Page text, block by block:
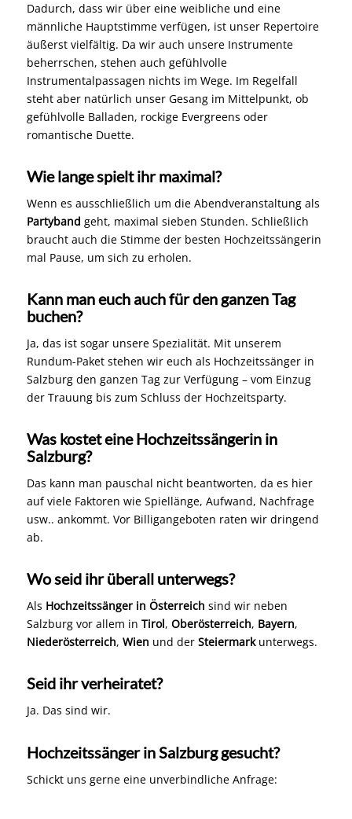
Dadurch, dass wir über eine weibliche und eine
männliche Hauptstimme verfügen, ist unser Repertoire
äußerst vielfältig. Da wir auch unsere Instrumente
beherrschen, stehen auch gefühlvolle
Instrumentalpassagen nichts im Wege. Im Regelfall
steht aber natürlich unser Gesang im Mittelpunkt, ob
gefühlvolle Balladen, rockige Evergreens oder
romantische Duette.
Wie lange spielt ihr maximal?
Wenn es ausschließlich um die Abendveranstaltung als
Partyband geht, maximal sieben Stunden. Schließlich
braucht auch die Stimme der besten Hochzeitssängerin
mal Pause, um sich zu erholen.
Kann man euch auch für den ganzen Tag
buchen?
Ja, das ist sogar unsere Spezialität. Mit unserem
Rundum-Paket stehen wir euch als Hochzeitssänger in
Salzburg den ganzen Tag zur Verfügung – vom Einzug
der Trauung bis zum Schluss der Hochzeitsparty.
Was kostet eine Hochzeitssängerin in
Salzburg?
Das kann man pauschal nicht beantworten, da es hier
auf viele Faktoren wie Spiellänge, Aufwand, Nachfrage
usw.. ankommt. Vor Billigangeboten raten wir dringend
ab.
Wo seid ihr überall unterwegs?
Als Hochzeitssänger in Österreich sind wir neben
Salzburg vor allem in Tirol, Oberösterreich, Bayern,
Niederösterreich, Wien und der Steiermarkunterwegs.
Seid ihr verheiratet?
Ja. Das sind wir.
Hochzeitssänger in Salzburg gesucht?
Schickt uns gerne eine unverbindliche Anfrage: